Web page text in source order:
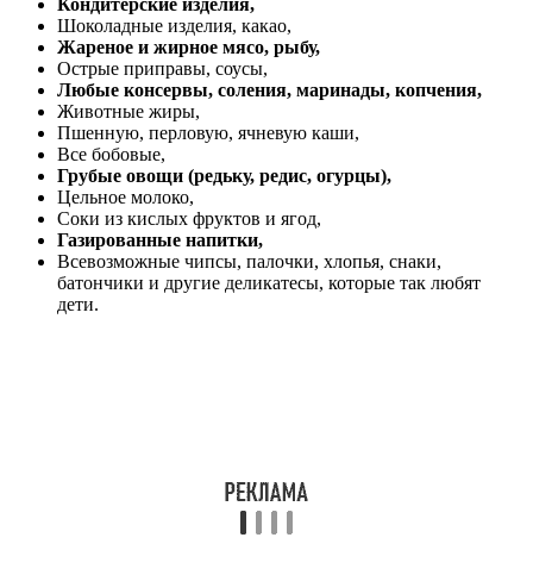
Кондитерские изделия,
Шоколадные изделия, какао,
Жареное и жирное мясо, рыбу,
Острые приправы, соусы,
Любые консервы, соления, маринады, копчения,
Животные жиры,
Пшенную, перловую, ячневую каши,
Все бобовые,
Грубые овощи (редьку, редис, огурцы),
Цельное молоко,
Соки из кислых фруктов и ягод,
Газированные напитки,
Всевозможные чипсы, палочки, хлопья, снаки,
батончики и другие деликатесы, которые так любят
дети.